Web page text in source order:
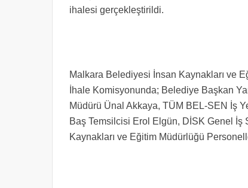
ihalesi gerçekleştirildi.
Malkara Belediyesi İnsan Kaynakları ve
İhale Komisyonunda; Belediye Başkan
Müdürü Ünal Akkaya, TÜM BEL-SEN İş
Baş Temsilcisi Erol Elgün, DİSK Genel İş
Kaynakları ve Eğitim Müdürlüğü